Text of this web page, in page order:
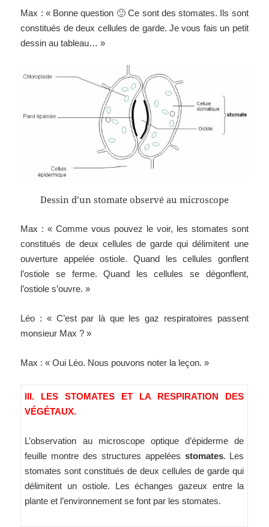
Max : « Bonne question 🙂 Ce sont des stomates. Ils sont
constitués de deux cellules de garde. Je vous fais un petit
dessin au tableau… »
Dessin d’un stomate observé au microscope
Max : « Comme vous pouvez le voir, les stomates sont
constitués de deux cellules de garde qui délimitent une
ouverture appelée ostiole. Quand les cellules gonflent
l’ostiole se ferme. Quand les cellules se dégonflent,
l’ostiole s’ouvre. »
Léo : « C’est par là que les gaz respiratoires passent
monsieur Max ? »
Max : « Oui Léo. Nous pouvons noter la leçon. »
III. LES STOMATES ET LA RESPIRATION DES
VÉGÉTAUX.
L’observation au microscope optique d’épiderme de
feuille montre des structures appelées stomates. Les
stomates sont constitués de deux cellules de garde qui
délimitent un ostiole. Les échanges gazeux entre la
plante et l’environnement se font par les stomates.